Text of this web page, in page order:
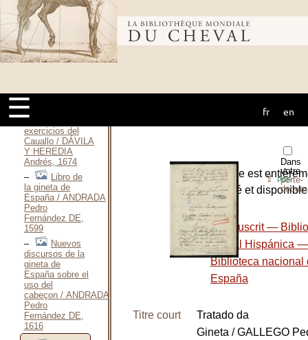
Bibliothèque
mondiale du
cheval
☰ fr en
France / CHETCUTI
Patrick-Jean-
Claude, 1992
Tratado
de la
Gineta / CÉSPEDES
1609
particvlar de los
exercicios del
Cauallo / DÁVILA
Y HEREDIA
Andrés, 1674
Libro de
la gineta de
España / ANDRADA
Pedro
Fernández DE,
1599
Nuevos
discursos de la
gineta de
España sobre el
uso del
cabeçon / ANDRADA
Pedro
Fernández DE,
1616
Dans
votre
porte-
⇪PDF
L’ouvrage est
numérisé et
site :
-Manuscrit —
Digital Hispánica —
Biblioteca nacional
España
Titre court
Tratado da
Gineta / GALLEGO